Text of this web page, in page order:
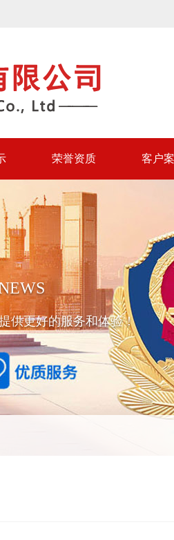
荣誉资质 客户
供更好的服务和体验！